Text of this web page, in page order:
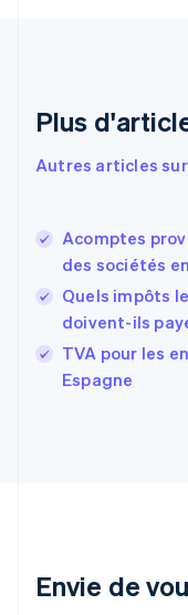
Plus
Autres articles
Acomptes
des sociétés
Quels impôts
doivent-ils
TVA pour les
Espagne
Envie de
English
Espagne
États-Unis
EnglishEspañol简
Finlande
English Svenska
FrançaisEnglish
Gibraltar
English
Italie